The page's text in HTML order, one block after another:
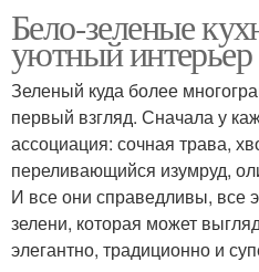
Бело-зеленые
уютный интерьер
Зеленый куда более
первый взгляд. Сначала у
ассоциация: сочная трава,
переливающийся изумруд,
И все они справедливы, все
зелени, которая может
элегантно, традиционно и